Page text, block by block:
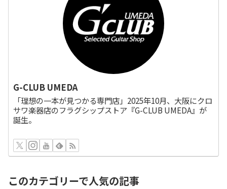
G-CLUB UMEDA
「理想の一本が見つかる専門店」2025年10月、大阪にクロ
サワ楽器店のフラグシップストア『G-CLUB UMEDA』が
誕生。
このカテゴリーで人気の記事